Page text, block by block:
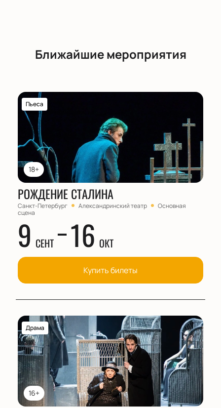
Ближайшие мероприятия
18+
Пьеса
РОЖДЕНИЕ СТАЛИНА
Санкт-Петербург Александринский театр
Основная
сцена
9 СЕНТ 16 ОКТ
Купить билеты
16+
Драма